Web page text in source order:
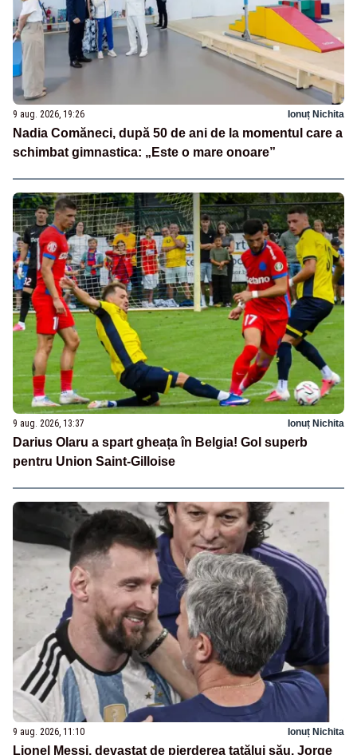
9 aug. 2026, 19:26 Ionuț Nichita
Nadia Comăneci, după 50 de ani de la momentul care a
schimbat gimnastica: „Este o mare onoare”
9 aug. 2026, 13:37 Ionuț Nichita
Darius Olaru a spart gheața în Belgia! Gol superb
pentru Union Saint-Gilloise
9 aug. 2026, 11:10 Ionuț Nichita
Lionel Messi, devastat de pierderea tatălui său. Jorge